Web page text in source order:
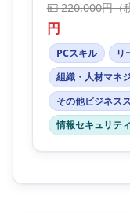
💴 220,000円（
円
PCスキル
リ
組織・人材マネ
その他ビジネス
情報セキュリティ